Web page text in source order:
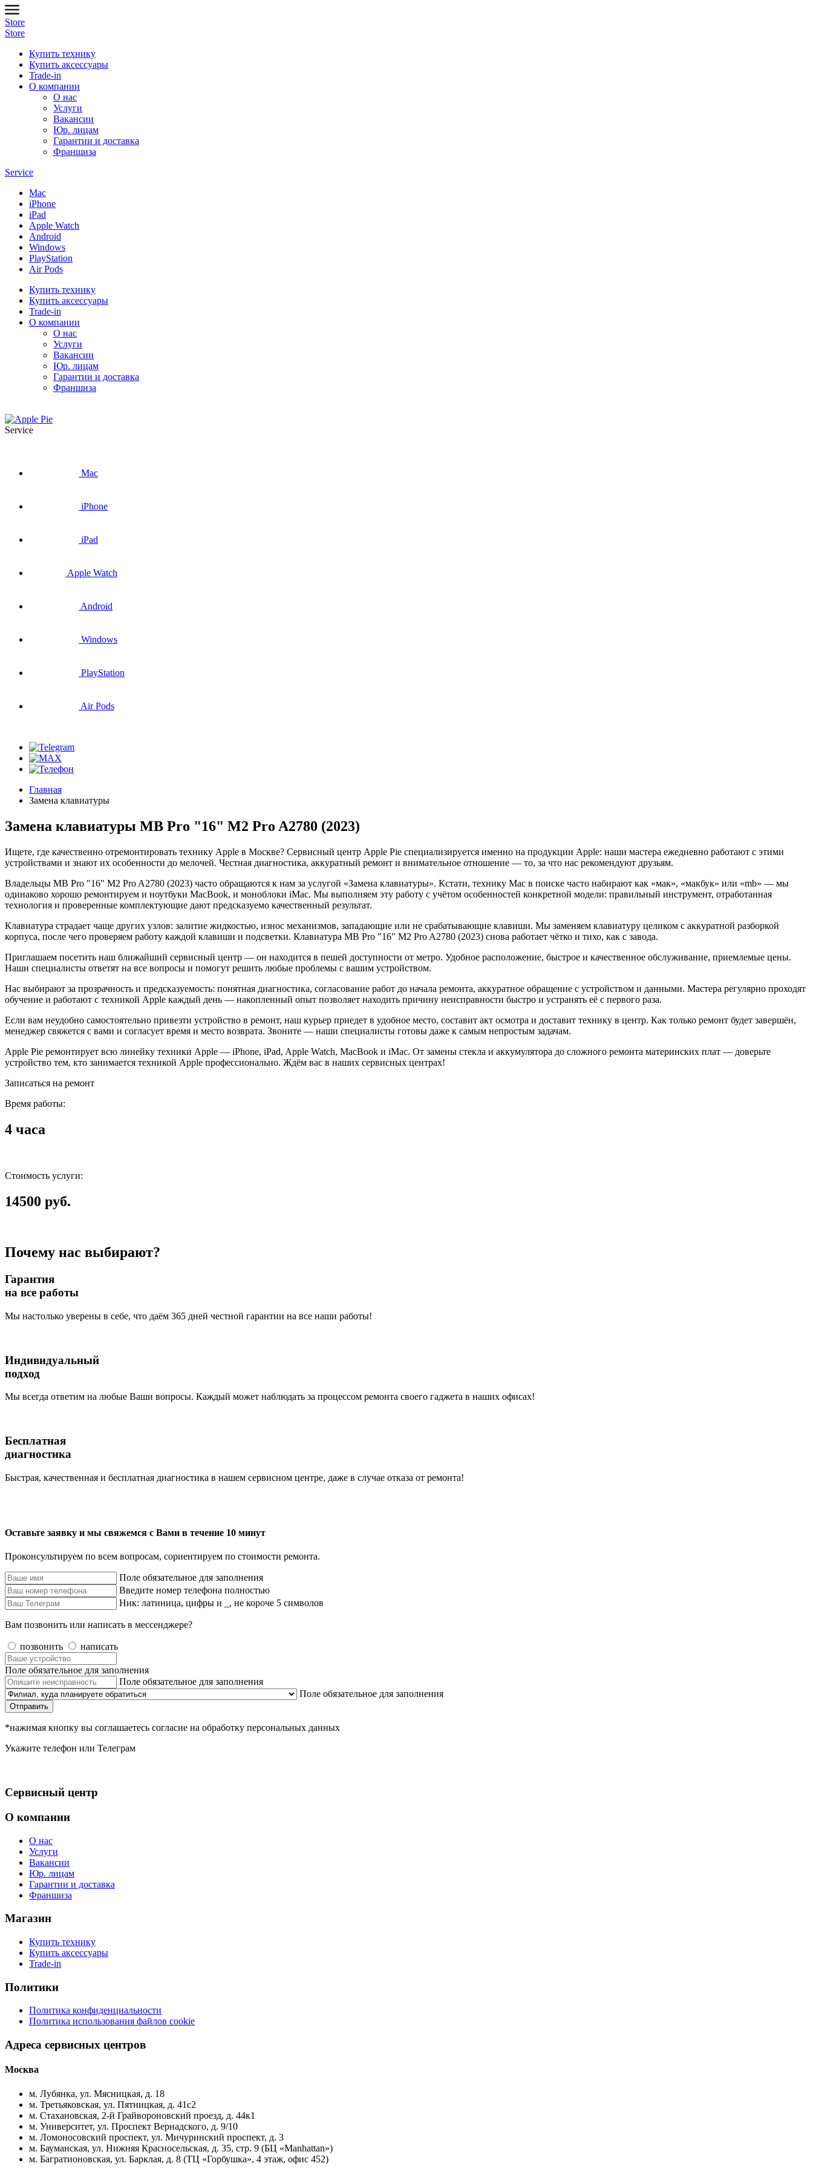
Store
Store
Купить технику
Купить аксессуары
Trade-in
О компании
О нас
Услуги
Вакансии
Юр. лицам
Гарантии и доставка
Франшиза
Service
Mac
iPhone
iPad
Apple Watch
Android
Windows
PlayStation
Air Pods
Купить технику
Купить аксессуары
Trade-in
О компании
О нас
Услуги
Вакансии
Юр. лицам
Гарантии и доставка
Франшиза
Service
Mac
iPhone
iPad
Apple Watch
Android
Windows
PlayStation
Air Pods
Главная
Замена клавиатуры
Замена клавиатуры MB Pro "16" M2 Pro A2780 (2023)
Ищете, где качественно отремонтировать технику Apple в Москве? Сервисный центр Apple Pie специализируется именно на продукции Apple: наши мастера ежедневно работают с этими
устройствами и знают их особенности до мелочей. Честная диагностика, аккуратный ремонт и внимательное отношение — то, за что нас рекомендуют друзьям.
Владельцы MB Pro "16" M2 Pro A2780 (2023) часто обращаются к нам за услугой «Замена клавиатуры». Кстати, технику Mac в поиске часто набирают как «мак», «макбук» или «mb» — мы
одинаково хорошо ремонтируем и ноутбуки MacBook, и моноблоки iMac. Мы выполняем эту работу с учётом особенностей конкретной модели: правильный инструмент, отработанная
технология и проверенные комплектующие дают предсказуемо качественный результат.
Клавиатура страдает чаще других узлов: залитие жидкостью, износ механизмов, западающие или не срабатывающие клавиши. Мы заменяем клавиатуру целиком с аккуратной разборкой
корпуса, после чего проверяем работу каждой клавиши и подсветки. Клавиатура MB Pro "16" M2 Pro A2780 (2023) снова работает чётко и тихо, как с завода.
Приглашаем посетить наш ближайший сервисный центр — он находится в пешей доступности от метро. Удобное расположение, быстрое и качественное обслуживание, приемлемые цены.
Наши специалисты ответят на все вопросы и помогут решить любые проблемы с вашим устройством.
Нас выбирают за прозрачность и предсказуемость: понятная диагностика, согласование работ до начала ремонта, аккуратное обращение с устройством и данными. Мастера регулярно проходят
обучение и работают с техникой Apple каждый день — накопленный опыт позволяет находить причину неисправности быстро и устранять её с первого раза.
Если вам неудобно самостоятельно привезти устройство в ремонт, наш курьер приедет в удобное место, составит акт осмотра и доставит технику в центр. Как только ремонт будет завершён,
менеджер свяжется с вами и согласует время и место возврата. Звоните — наши специалисты готовы даже к самым непростым задачам.
Apple Pie ремонтирует всю линейку техники Apple — iPhone, iPad, Apple Watch, MacBook и iMac. От замены стекла и аккумулятора до сложного ремонта материнских плат — доверьте
устройство тем, кто занимается техникой Apple профессионально. Ждём вас в наших сервисных центрах!
Записаться на ремонт
Время работы:
4 часа
Стоимость услуги:
14500 руб.
Почему нас выбирают?
Гарантия
на все работы
Мы настолько уверены в себе, что даём 365 дней честной гарантии на все наши работы!
Индивидуальный
подход
Мы всегда ответим на любые Ваши вопросы. Каждый может наблюдать за процессом ремонта своего гаджета в наших офисах!
Бесплатная
диагностика
Быстрая, качественная и бесплатная диагностика в нашем сервисном центре, даже в случае отказа от ремонта!
Оставьте заявку и мы свяжемся с Вами в течение 10 минут
Проконсультируем по всем вопросам, сориентируем по стоимости ремонта.
Поле обязательное для заполнения
Введите номер телефона полностью
Ник: латиница, цифры и _, не короче 5 символов
Вам позвонить или написать в мессенджере?
позвонить написать
Поле обязательное для заполнения
Поле обязательное для заполнения
Поле обязательное для заполнения
Отправить
*нажимая кнопку вы соглашаетесь согласие на обработку персональных данных
Укажите телефон или Телеграм
Сервисный центр
О компании
О нас
Услуги
Вакансии
Юр. лицам
Гарантии и доставка
Франшиза
Магазин
Купить технику
Купить аксессуары
Trade-in
Политики
Политика конфиденциальности
Политика использования файлов cookie
Адреса сервисных центров
Москва
м. Лубянка, ул. Мясницкая, д. 18
м. Третьяковская, ул. Пятницкая, д. 41с2
м. Стахановская, 2-й Грайвороновский проезд, д. 44к1
м. Университет, ул. Проспект Вернадского, д. 9/10
м. Ломоносовский проспект, ул. Мичуринский проспект, д. 3
м. Бауманская, ул. Нижняя Красносельская, д. 35, стр. 9 (БЦ «Manhattan»)
м. Багратионовская, ул. Барклая, д. 8 (ТЦ «Горбушка», 4 этаж, офис 452)